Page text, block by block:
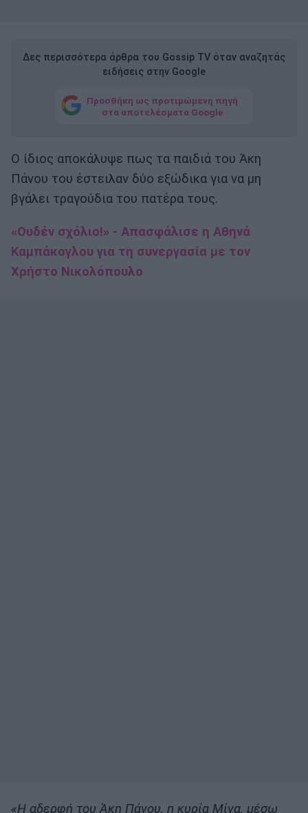
Δες περισσότερα άρθρα του Gossip TV όταν αναζητάς
ειδήσεις στην Google
Προσθήκη ως προτιμώμενη πηγή
στα αποτελέσματα Google
Ο ίδιος αποκάλυψε πως τα παιδιά του Άκη
Πάνου του έστειλαν δύο εξώδικα για να μη
βγάλει τραγούδια του πατέρα τους.
«Ουδέν σχόλιο!» - Απασφάλισε η Αθηνά
Καμπάκογλου για τη συνεργασία με τον
Χρήστο Νικολόπουλο
«Η αδερφή του Άκη Πάνου, η κυρία Μίνα, μέσω